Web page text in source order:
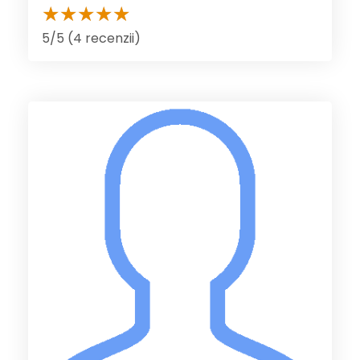
5/5 (4 recenzii)